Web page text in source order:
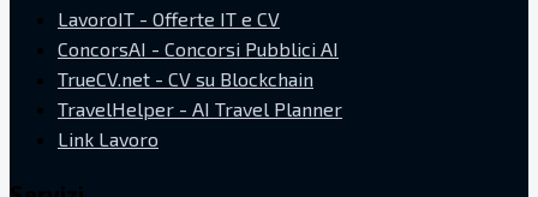
LavoroIT - Offerte IT e CV
ConcorsAI - Concorsi Pubblici AI
TrueCV.net - CV su Blockchain
TravelHelper - AI Travel Planner
Link Lavoro